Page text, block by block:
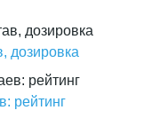
дозировка
рейтинг